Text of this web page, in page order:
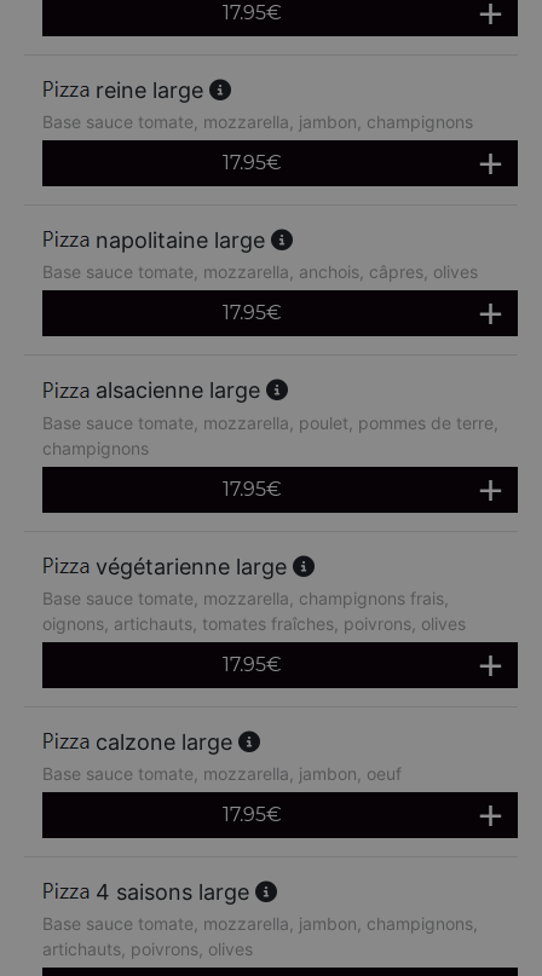
17.95€
reine large
Base sauce tomate, mozzarella, jambon, champignons
17.95€
napolitaine large
Base sauce tomate, mozzarella, anchois, câpres, olives
17.95€
alsacienne large
Base sauce tomate, mozzarella, poulet, pommes de terre,
champignons
17.95€
végétarienne large
Base sauce tomate, mozzarella, champignons frais,
oignons, artichauts, tomates fraîches, poivrons, olives
17.95€
calzone large
Base sauce tomate, mozzarella, jambon, oeuf
17.95€
4 saisons large
Base sauce tomate, mozzarella, jambon, champignons,
artichauts, poivrons, olives